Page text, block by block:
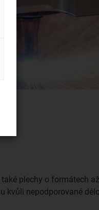
plechy o formátech
kvůli nepodporované